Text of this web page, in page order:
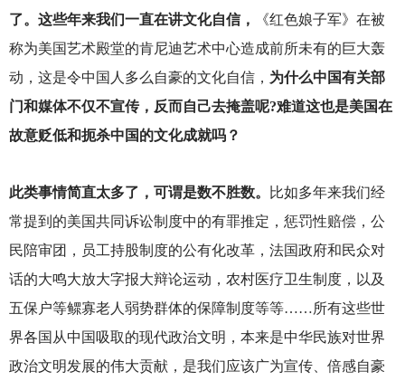
了。这些年来我们一直在讲文化自信，
《红色娘子军》在被
称为美国艺术殿堂的肯尼迪艺术中心造成前所未有的巨大轰
动，这是令中国人多么自豪的文化自信， 为什么中国有关部
门和媒体不仅不宣传，反而自己去掩盖呢?难道这也是美国在
故意贬低和扼杀中国的文化成就吗？
此类事情简直太多了，可谓是数不胜数。
比如多年来我们经
常提到的美国共同诉讼制度中的有罪推定，惩罚性赔偿，公
民陪审团，员工持股制度的公有化改革，法国政府和民众对
话的大鸣大放大字报大辩论运动，农村医疗卫生制度，以及
五保户等鳏寡老人弱势群体的保障制度等等……所有这些世
界各国从中国吸取的现代政治文明，本来是中华民族对世界
政治文明发展的伟大贡献，是我们应该广为宣传、倍感自豪